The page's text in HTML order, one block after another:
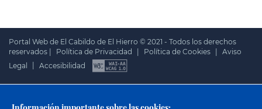
Portal Web de El Cabildo de El Hierro © 2021 - Todos los derechos
reservados |
Política de Privacidad Política de Cookies
Aviso
Legal
Accesibilidad